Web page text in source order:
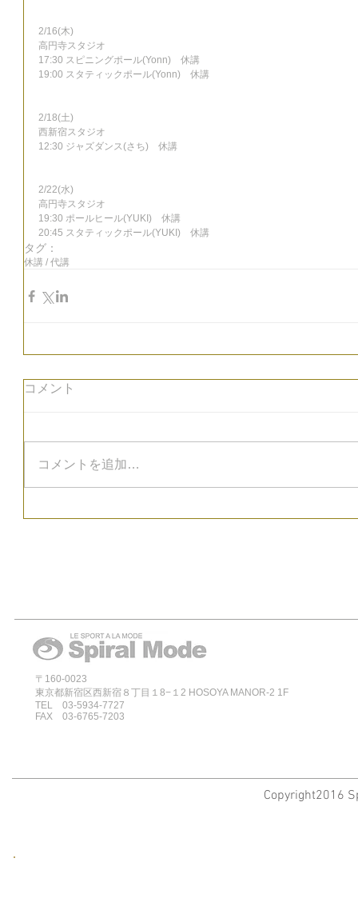
2/16(木)
高円寺スタジオ
17:30 スピニングポール(Yonn)　休講
19:00 スタティックポール(Yonn)　休講
2/18(土)
西新宿スタジオ
12:30 ジャズダンス(さち)　休講
2/22(水)
高円寺スタジオ
19:30 ポールヒール(YUKI)　休講
20:45 スタティックポール(YUKI)　休講
タグ：
休講 / 代講
コメント
コメントを追加…
〒160-0023
東京都新宿区西新宿８丁目１8−１2 HOSOYA MANOR-2 1F
TEL 03-5934-7727
FAX 03-6765-7203
Copyright2016